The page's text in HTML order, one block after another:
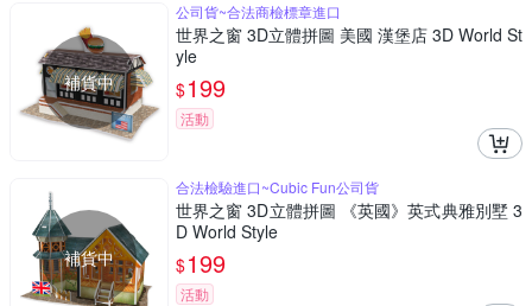
補貨中
公司貨~合法商檢標章進口
世界之窗 3D立體拼圖 美國 漢堡店 3D World St
yle
$199
活動
補貨中
合法檢驗進口~Cubic Fun公司貨
世界之窗 3D立體拼圖 《英國》英式典雅別墅 3
D World Style
$199
活動